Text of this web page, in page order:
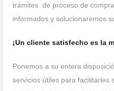
trámites de proceso de
informados y solucionaremos
¡Un cliente satisfecho es la
Ponemos a su entera
servicios útiles para facilitarles